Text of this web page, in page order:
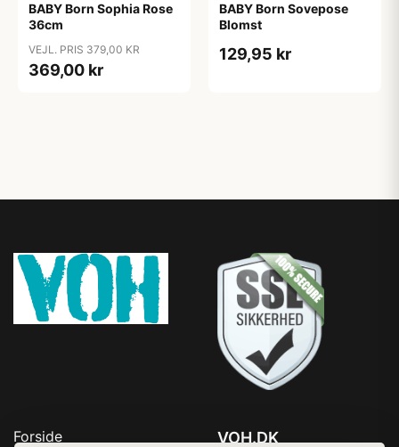
BABY Born Sophia Rose
36cm
VEJL. PRIS 379,00 KR
369,00 kr
BABY Born Sovepose
Blomst
129,95 kr
Forside VOH.DK